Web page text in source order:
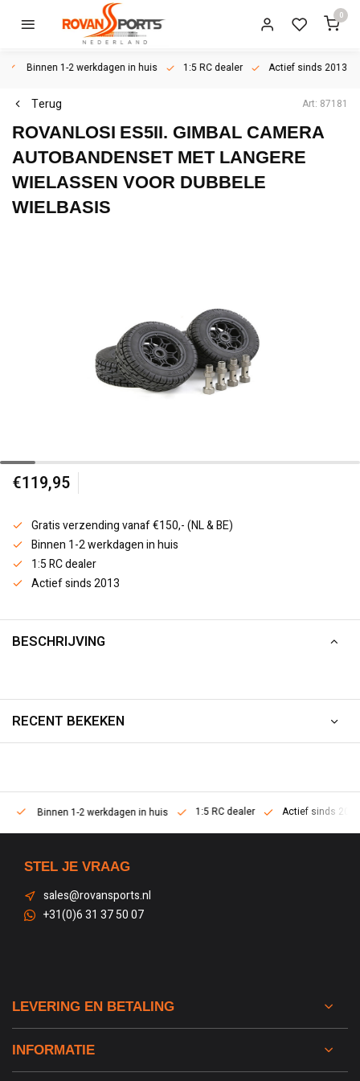
0
Binnen 1-2 werkdagen in huis 1:5 RC dealer Actief sinds 2013
Terug Art: 87181
ROVANLOSI ES5II. GIMBAL CAMERA
AUTOBANDENSET MET LANGERE
WIELASSEN VOOR DUBBELE
WIELBASIS
€119,95
Gratis verzending vanaf €150,- (NL & BE)
Binnen 1-2 werkdagen in huis
1:5 RC dealer
Actief sinds 2013
BESCHRIJVING
RECENT BEKEKEN
Binnen 1-2 werkdagen in huis 1:5 RC dealer Actief sinds 2013
STEL JE VRAAG
sales@rovansports.nl
+31(0)6 31 37 50 07
LEVERING EN BETALING
INFORMATIE